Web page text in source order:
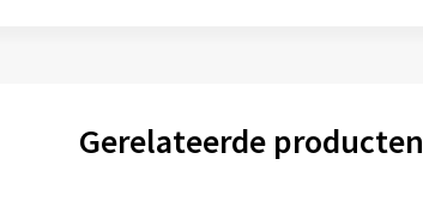
Gerelateerde producten